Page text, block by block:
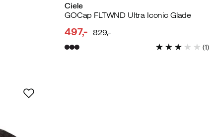
Ciele
GOCap FLTWND Ultra Iconic Glade
discounted
price
497,-
original
price
829,-
(1)